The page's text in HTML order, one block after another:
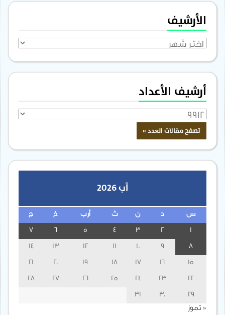
الأرشيف
الأرشيف
أرشيف الأعداد
آب 2026
س ن ث أرب خ ج
3
13
14
15
16
17
18
19
20
21
22
23
24
25
26
27
28
29
30
31
« تموز